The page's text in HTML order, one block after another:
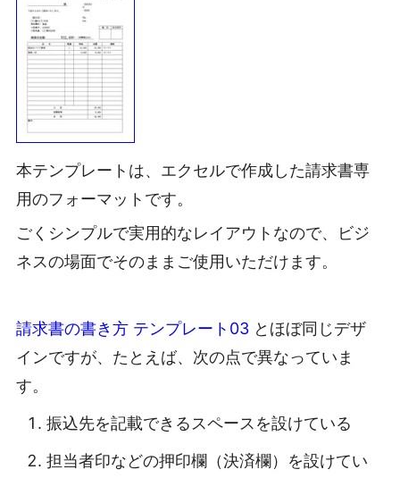
本テンプレートは、エクセルで作成した請求書専
用のフォーマットです。
ごくシンプルで実用的なレイアウトなので、ビジ
ネスの場面でそのままご使用いただけます。
請求書の書き方 テンプレート03 とほぼ同じデザ
インですが、たとえば、次の点で異なっていま
す。
振込先を記載できるスペースを設けている
担当者印などの押印欄（決済欄）を設けてい